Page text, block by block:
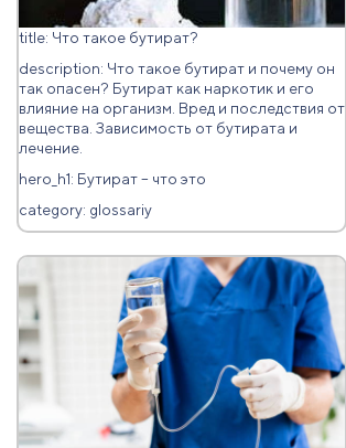
title: Что такое бутират?
description: Что такое бутират и почему он
так опасен? Бутират как наркотик и его
влияние на организм. Вред и последствия от
вещества. Зависимость от бутирата и
лечение.
hero_h1: Бутират – что это
category: glossariy